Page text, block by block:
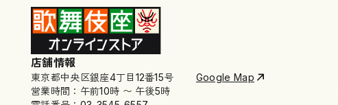
店舗情報
東京都中央区銀座4丁目12番15号
Google Map
営業時間：午前10時 〜 午後5時